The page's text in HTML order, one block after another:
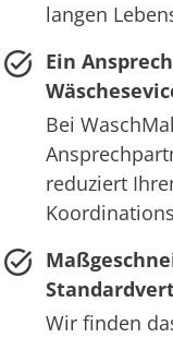
langen
Ein
Bei
reduziert
Wir finden